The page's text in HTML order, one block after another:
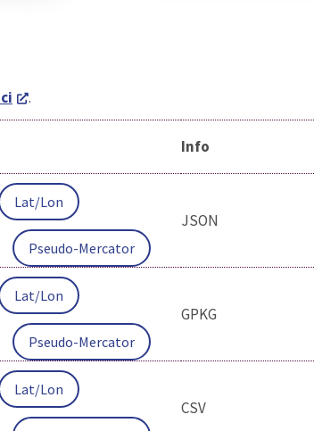
.
Info
Lat/Lon
Pseudo-Mercator
JSON
Lat/Lon
Pseudo-Mercator
GPKG
Lat/Lon
CSV